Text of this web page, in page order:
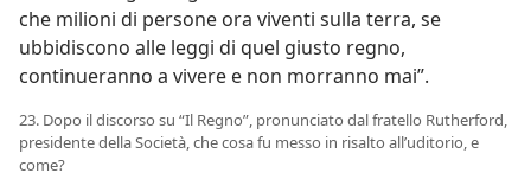
che milioni di persone ora viventi sulla terra, se
ubbidiscono alle leggi di quel giusto regno,
continueranno a vivere e non morranno mai”.
23. Dopo il discorso su “Il Regno”, pronunciato dal fratello Rutherford,
presidente della Società, che cosa fu messo in risalto all’uditorio, e
come?